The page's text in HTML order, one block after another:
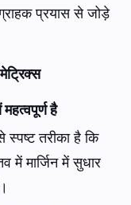
प्रयास से जोड़े
है
तरीका है कि
में मार्जिन में सुधार